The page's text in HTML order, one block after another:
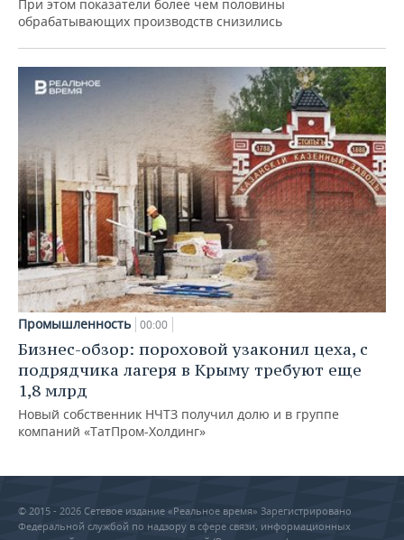
При этом показатели более чем половины
обрабатывающих производств снизились
Промышленность 00:00
Бизнес-обзор: пороховой узаконил цеха, с
подрядчика лагеря в Крыму требуют еще
1,8 млрд
Новый собственник НЧТЗ получил долю и в группе
компаний «ТатПром-Холдинг»
© 2015 - 2026 Сетевое издание «Реальное время» Зарегистрировано
Федеральной службой по надзору в сфере связи, информационных